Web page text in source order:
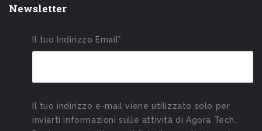
Newsletter
Il tuo Indirizzo Email*
Il tuo indirizzo e-mail viene utilizzato solo per
inviarti informazioni sulle attività di Agora Tech.